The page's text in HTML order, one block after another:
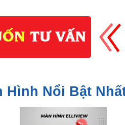
Hình Nổi Bật